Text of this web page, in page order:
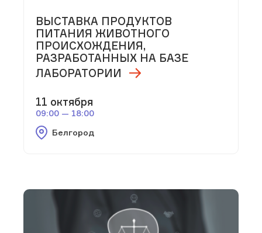
ВЫСТАВКА ПРОДУКТОВ
ПИТАНИЯ ЖИВОТНОГО
ПРОИСХОЖДЕНИЯ,
РАЗРАБОТАННЫХ НА БАЗЕ
ЛАБОРАТОРИИ
11 октября
09:00 — 18:00
Белгород